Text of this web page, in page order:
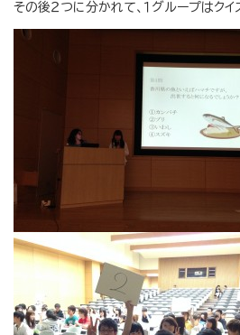
その後２つに分かれて、１グループはクイ